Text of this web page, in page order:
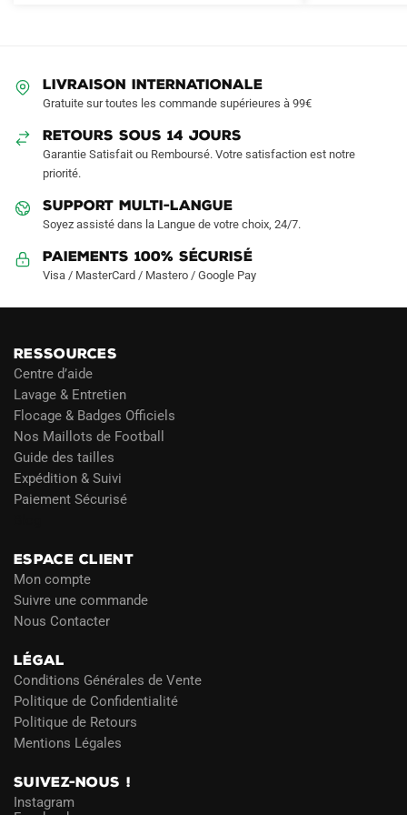
être
choisies
sur
page
produit
la
LIVRAISON INTERNATIONALE
Gratuite sur toutes les commande supérieures à 99€
RETOURS SOUS 14 JOURS
Garantie Satisfait ou Remboursé. Votre satisfaction est notre
priorité.
SUPPORT MULTI-LANGUE
Soyez assisté dans la Langue de votre choix, 24/7.
Paiements 100% Sécurisé
Visa / MasterCard / Mastero / Google Pay
RESSOURCES
Centre d’aide
Lavage & Entretien
Flocage & Badges Officiels
Nos Maillots de Football
Guide des tailles
Expédition & Suivi
Paiement Sécurisé
ESPACE CLIENT
Mon compte
Suivre une commande
Nous Contacter
LÉGAL
Conditions Générales de Vente
Politique de Confidentialité
Politique de Retours
Mentions Légales
SUIVEZ-NOUS !
Instagram